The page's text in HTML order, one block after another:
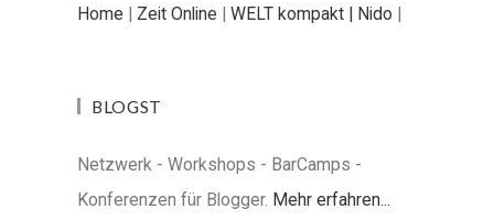
Home | Zeit Online | WELT kompakt | Nido |
BLOGST
Netzwerk - Workshops - BarCamps -
Konferenzen für Blogger. Mehr erfahren...